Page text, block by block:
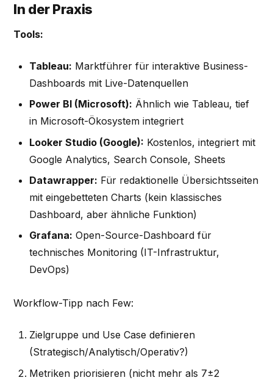
In der Praxis
Tools:
Tableau: Marktführer für interaktive Business-
Dashboards mit Live-Datenquellen
Power BI (Microsoft): Ähnlich wie Tableau, tief
in Microsoft-Ökosystem integriert
Looker Studio (Google): Kostenlos, integriert mit
Google Analytics, Search Console, Sheets
Datawrapper: Für redaktionelle Übersichtsseiten
mit eingebetteten Charts (kein klassisches
Dashboard, aber ähnliche Funktion)
Grafana: Open-Source-Dashboard für
technisches Monitoring (IT-Infrastruktur,
DevOps)
Workflow-Tipp nach Few:
Zielgruppe und Use Case definieren
(Strategisch/Analytisch/Operativ?)
Metriken priorisieren (nicht mehr als 7±2